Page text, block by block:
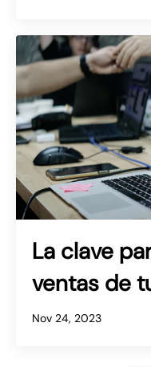
La clave
ventas de
Nov 24, 2023